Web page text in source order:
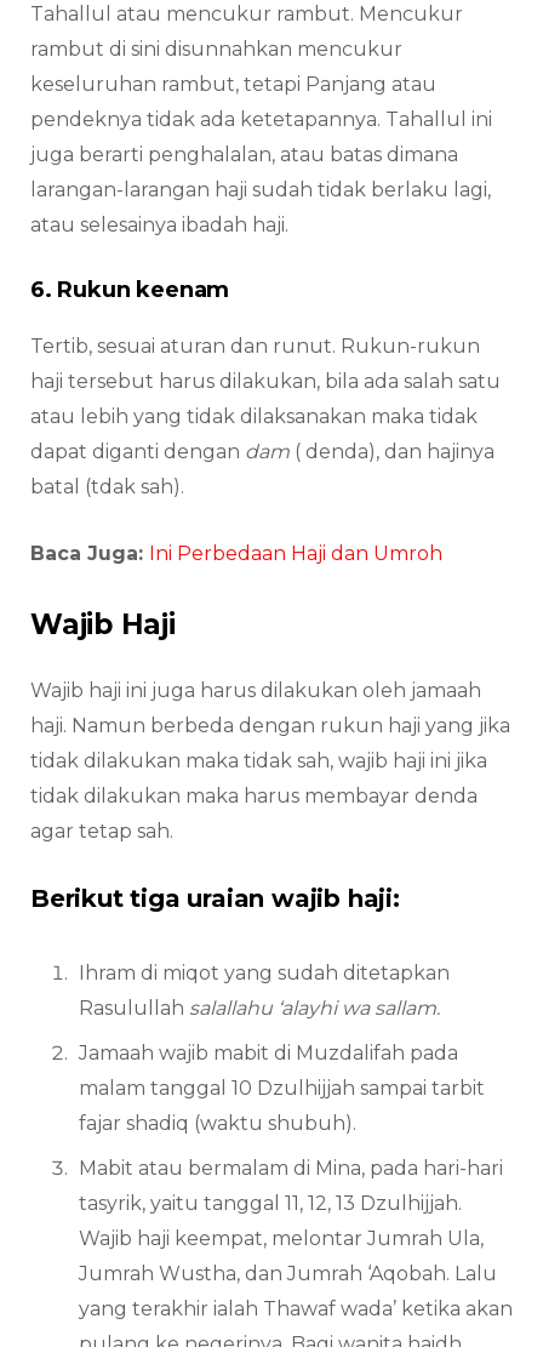
Tahallul atau mencukur rambut. Mencukur
rambut di sini disunnahkan mencukur
keseluruhan rambut, tetapi Panjang atau
pendeknya tidak ada ketetapannya. Tahallul ini
juga berarti penghalalan, atau batas dimana
larangan-larangan haji sudah tidak berlaku lagi,
atau selesainya ibadah haji.
6. Rukun keenam
Tertib, sesuai aturan dan runut. Rukun-rukun
haji tersebut harus dilakukan, bila ada salah satu
atau lebih yang tidak dilaksanakan maka tidak
dapat diganti dengan dam ( denda), dan hajinya
batal (tdak sah).
Baca Juga: Ini Perbedaan Haji dan Umroh
Wajib Haji
Wajib haji ini juga harus dilakukan oleh jamaah
haji. Namun berbeda dengan rukun haji yang jika
tidak dilakukan maka tidak sah, wajib haji ini jika
tidak dilakukan maka harus membayar denda
agar tetap sah.
Berikut tiga uraian wajib haji:
Ihram di miqot yang sudah ditetapkan
Rasulullah salallahu ‘alayhi wa sallam.
Jamaah wajib mabit di Muzdalifah pada
malam tanggal 10 Dzulhijjah sampai tarbit
fajar shadiq (waktu shubuh).
Mabit atau bermalam di Mina, pada hari-hari
tasyrik, yaitu tanggal 11, 12, 13 Dzulhijjah.
Wajib haji keempat, melontar Jumrah Ula,
Jumrah Wustha, dan Jumrah ‘Aqobah. Lalu
yang terakhir ialah Thawaf wada’ ketika akan